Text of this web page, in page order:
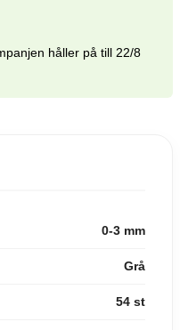
håller på till 22/8
0-3 mm
Grå
54 st